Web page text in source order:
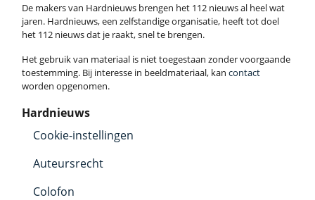
De makers van Hardnieuws brengen het 112 nieuws al heel wat
jaren. Hardnieuws, een zelfstandige organisatie, heeft tot doel
het 112 nieuws dat je raakt, snel te brengen.
Het gebruik van materiaal is niet toegestaan zonder voorgaande
toestemming. Bij interesse in beeldmateriaal, kan contact
worden opgenomen.
Hardnieuws
Cookie-instellingen
Auteursrecht
Colofon